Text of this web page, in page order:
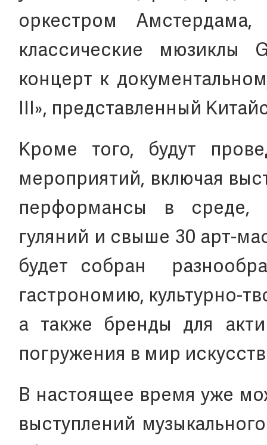
оркестром
классические мюзиклы
концерт к
III», представленный
Кроме того, будут
мероприятий, включая
перформансы в среде,
гуляний и свыше 30 арт-
будет собран
гастрономию, культурно-
а также бренды для
погружения в мир
В настоящее время уже
выступлений